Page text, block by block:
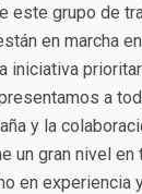
este grupo de
en marcha
iniciativa
a
y la
un gran nivel
en experiencia